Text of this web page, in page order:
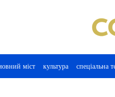
міст культура спеціальна